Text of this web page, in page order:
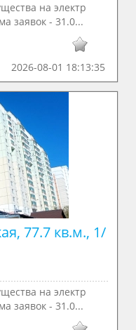
на электр
заявок - 31.0...
2026-08-01 18:13:35
77.7 кв.м., 1/
на электр
заявок - 31.0...